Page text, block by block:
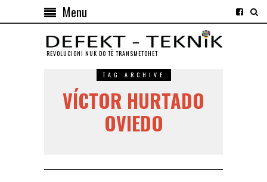
Menu
REVOLUCIONI NUK DO TЁ TRANSMETOHET
TAG ARCHIVE
VÍCTOR HURTADO
OVIEDO